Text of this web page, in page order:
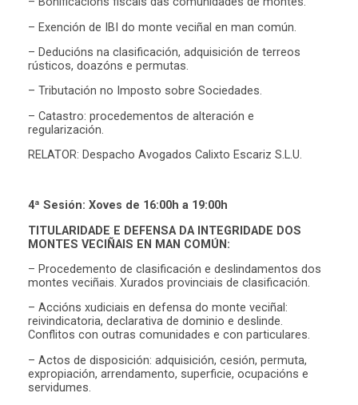
– Exención de IBI do monte veciñal en man común.
– Deducións na clasificación, adquisición de terreos
rústicos, doazóns e permutas.
– Tributación no Imposto sobre Sociedades.
– Catastro: procedementos de alteración e
regularización.
RELATOR: Despacho Avogados Calixto Escariz S.L.U.
4ª Sesión: Xoves de 16:00h a 19:00h
TITULARIDADE E DEFENSA DA INTEGRIDADE DOS
MONTES VECIÑAIS EN MAN COMÚN:
– Procedemento de clasificación e deslindamentos dos
montes veciñais. Xurados provinciais de clasificación.
– Accións xudiciais en defensa do monte veciñal:
reivindicatoria, declarativa de dominio e deslinde.
Conflitos con outras comunidades e con particulares.
– Actos de disposición: adquisición, cesión, permuta,
expropiación, arrendamento, superficie, ocupacións e
servidumes.